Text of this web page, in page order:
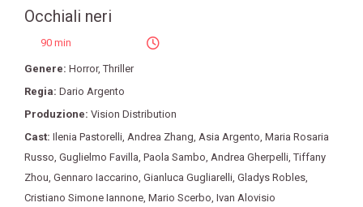
Occhiali neri
90 min
Genere: Horror,Thriller
Regia: Dario Argento
Produzione: Vision Distribution
Cast: Ilenia Pastorelli Andrea Zhang Asia Argento Maria Rosaria
Russo Guglielmo Favilla Paola Sambo Andrea Gherpelli ,Tiffany
Zhou Gennaro Iaccarino Gianluca Gugliarelli Gladys Robles
Cristiano Simone Iannone Mario Scerbo Ivan Alovisio